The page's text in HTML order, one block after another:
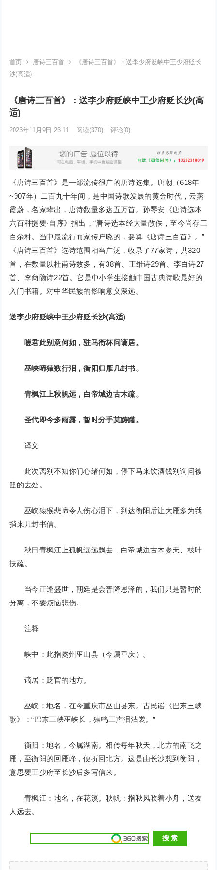
首页 唐诗三百首
《唐诗三百首》：送李少府贬峡中王少府贬长
沙(高适)
《唐诗三百首》：送李少府贬峡中王少府贬长沙(高
适)
2023年11月9日 23:11 阅读(370) 评论(0)
《唐诗三百首》是一部流传很广的唐诗选集。唐朝（618年
~907年）二百九十年间，是中国诗歌发展的黄金时代，云蒸
霞蔚，名家辈出，唐诗数量多达五万首。孙琴安《唐诗选本
六百种提要·自序》指出，“唐诗选本经大量散佚，至今尚存三
百余种。当中最流行而家传户晓的，要算《唐诗三百首》。”
《唐诗三百首》选诗范围相当广泛，收录了77家诗，共320
首，在数量以杜甫诗数多，有38首、王维诗29首、李白诗27
首、李商隐诗22首。它是中小学生接触中国古典诗歌最好的
入门书籍。对中华民族的影响意义深远。
送李少府贬峡中王少府贬长沙(高适)
嗟君此别意何如，驻马衔杯问谪居。
巫峡啼猿数行泪，衡阳归雁几封书。
青枫江上秋帆远，白帝城边古木疏。
圣代即今多雨露，暂时分手莫踌躇。
译文
此次离别不知你们心绪何如，停下马来饮酒饯别询问被
贬的去处。
巫峡猿猴悲啼令人伤心泪下，到达衡阳后让大雁多为我
捎来几封书信。
秋日青枫江上孤帆远远飘去，白帝城边古木参天、枝叶
扶疏。
当今正逢盛世，朝廷是会普降恩泽的，我们只是暂时的
分离，不要烦恼悲伤。
注释
峡中：此指夔州巫山县（今属重庆）。
谪居：贬官的地方。
巫峡：地名，在今重庆市巫山县东。古民谣《巴东三峡
歌》：“巴东三峡巫峡长，猿鸣三声泪沾裳。”
衡阳：地名，今属湖南。相传每年秋天，北方的南飞之
雁，至衡阳的回雁峰，便折回北方。这是由长沙想到衡阳，
意思要王少府至长沙后多写信来。
青枫江：地名，在花溪。秋帆：指秋风吹着小舟，送友
人远去。